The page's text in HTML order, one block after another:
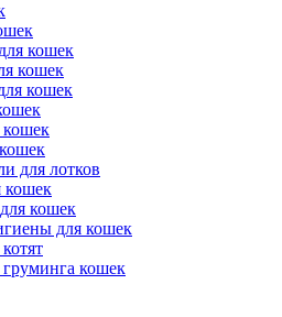
кошек
кошек
кошек
кошек
для лотков
кошек
кошек
для кошек
кошек